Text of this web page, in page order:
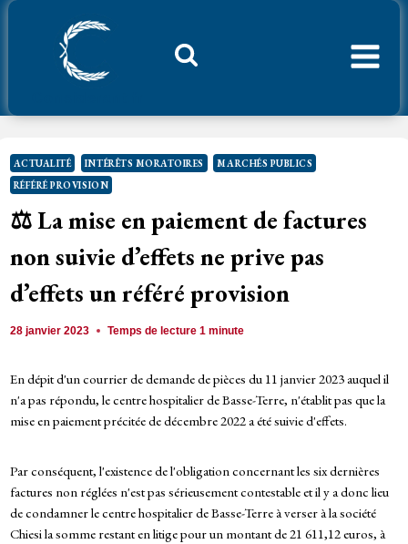
Aller
ACTUALITÉ INTÉRÊTS MORATOIRES
MARCHÉS PUBLICS
RÉFÉRÉ PROVISION
⚖️ La mise en paiement de factures
non suivie d’effets ne prive pas
d’effets un référé provision
28 janvier 2023 Temps de lecture1 minute
En dépit d'un courrier de demande de pièces du 11 janvier 2023 auquel il
n'a pas répondu, le centre hospitalier de Basse-Terre, n'établit pas que la
mise en paiement précitée de décembre 2022 a été suivie d'effets.
Par conséquent, l'existence de l'obligation concernant les six dernières
factures non réglées n'est pas sérieusement contestable et il y a donc lieu
de condamner le centre hospitalier de Basse-Terre à verser à la société
Chiesi la somme restant en litige pour un montant de 21 611,12 euros, à